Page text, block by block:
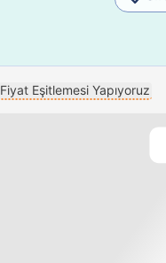
Fiyat Eşitlemesi Yapıyoruz